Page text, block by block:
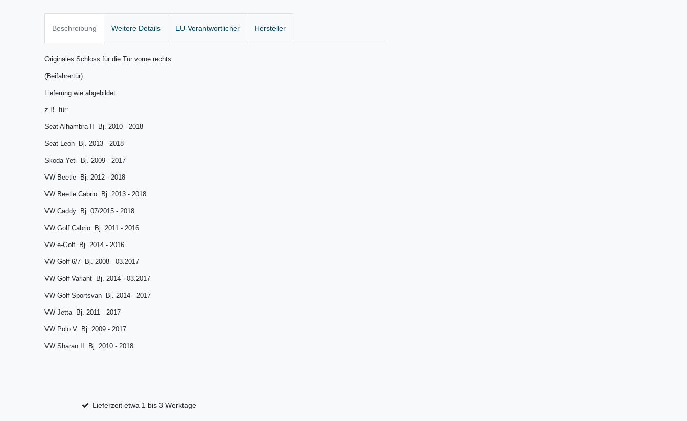
Beschreibung Weitere Details EU-Verantwortlicher Hersteller
Originales Schloss für die Tür vorne rechts
(Beifahrertür)
Lieferung wie abgebildet
z.B. für:
Seat Alhambra II Bj. 2010 - 2018
Seat Leon Bj. 2013 - 2018
Skoda Yeti Bj. 2009 - 2017
VW Beetle Bj. 2012 - 2018
VW Beetle Cabrio Bj. 2013 - 2018
VW Caddy Bj. 07/2015 - 2018
VW Golf Cabrio Bj. 2011 - 2016
VW e-Golf Bj. 2014 - 2016
VW Golf 6/7 Bj. 2008 - 03.2017
VW Golf Variant Bj. 2014 - 03.2017
VW Golf Sportsvan Bj. 2014 - 2017
VW Jetta Bj. 2011 - 2017
VW Polo V Bj. 2009 - 2017
VW Sharan II Bj. 2010 - 2018
Lieferzeit etwa 1 bis 3 Werktage